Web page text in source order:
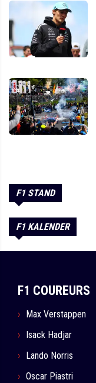
F1 STAND
F1 KALENDER
F1 COUREURS
Max Verstappen
Isack Hadjar
Lando Norris
Oscar Piastri